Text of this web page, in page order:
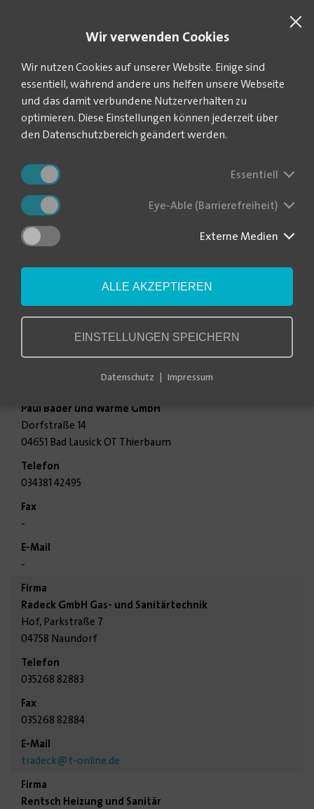
Startseite
Service Installateurverzeichnis
Installateurverzeichnis
Sie suchen für Arbeiten an Ihrer Hausinstallation einen
Fachbetrieb in Ihrer Nähe? In unserem Installateurverzeichnis
finden Sie ausgewählte Firmen für Installations- und
Instandhaltungsarbeiten. Sie können sich die Unternehmen
alphabetisch sortiert anzeigen lassen oder nach dem
Unternehmenssitz.
Hier finden Sie eine Aufstellung ausgewählter
Fachbetriebe für Ihren Standort.
Bitte wählen Sie Ihren Standort aus
Paul Bäder und Wärme GmbH
Dorfstraße 14
04651 Bad Lausick OT Thierbaum
034381 42495
-
-
Radeck GmbH Gas- und Sanitärtechnik
Hof, Parkstraße 7
04758 Naundorf
035268 82883
035268 82884
tradeck@t-online.de
Rentsch Heizung und Sanitär
Wir verwenden Cookies
Wir nutzen Cookies auf unserer Website. Einige sind
essentiell, während andere uns helfen unsere Webseite
und das damit verbundene Nutzerverhalten zu
optimieren. Diese Einstellungen können jederzeit über
den Datenschutzbereich geändert werden.
Essentiell
Eye-Able (Barrierefreiheit)
Externe Medien
ALLE AKZEPTIEREN
EINSTELLUNGEN SPEICHERN
Datenschutz Impressum